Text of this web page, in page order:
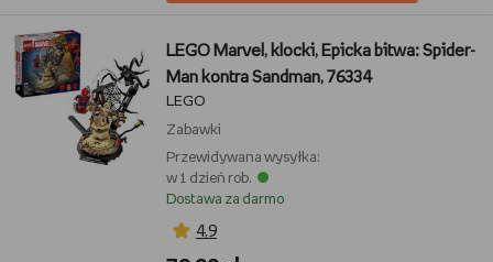
LEGO Marvel, klocki, Epicka bitwa: Spider-
Man kontra Sandman, 76334
LEGO
Zabawki
Przewidywana wysyłka:
w 1 dzień rob.
Dostawa za darmo
4,9